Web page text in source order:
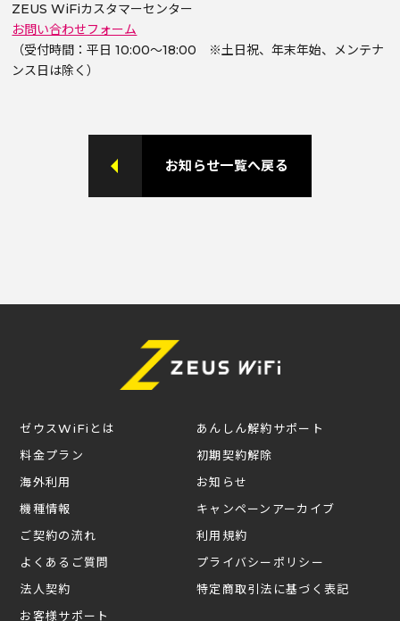
ZEUS WiFiカスタマーセンター
お問い合わせフォーム
（受付時間：平日 10:00～18:00 ※土日祝、年末年始、メンテナ
ンス日は除く）
お知らせ一覧へ戻る
ゼウスWiFiとは
料金プラン
海外利用
機種情報
ご契約の流れ
よくあるご質問
法人契約
お客様サポート
あんしん解約サポート
初期契約解除
お知らせ
キャンペーンアーカイブ
利用規約
プライバシーポリシー
特定商取引法に基づく表記